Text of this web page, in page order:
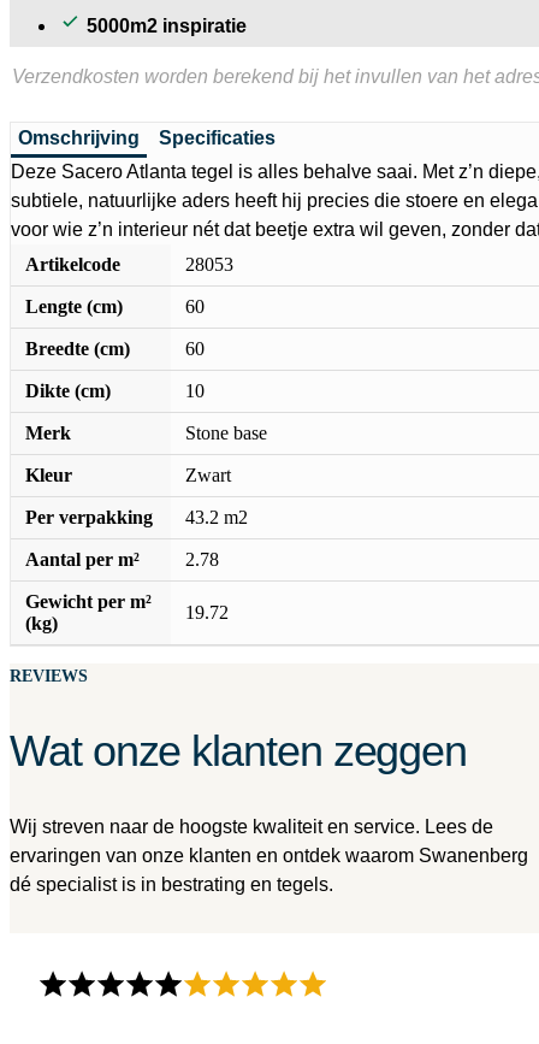
5000m2 inspiratie
Verzendkosten worden berekend bij het invullen van het
Omschrijving
Specificaties
Deze Sacero Atlanta tegel is alles behalve saai. Met z’n
subtiele, natuurlijke aders heeft hij precies die stoere en
voor wie z’n interieur nét dat beetje extra wil geven, zonder
Artikelcode
28053
Lengte (cm) 60
Breedte (cm) 60
Dikte (cm) 10
Merk Stone base
Kleur Zwart
Per verpakking 43.2 m2
Aantal per m² 2.78
Gewicht per m²
(kg)
19.72
REVIEWS
Wat onze klanten zeggen
Wij streven naar de hoogste kwaliteit en service. Lees de
ervaringen van onze klanten en ontdek waarom Swanenberg
dé specialist is in bestrating en tegels.